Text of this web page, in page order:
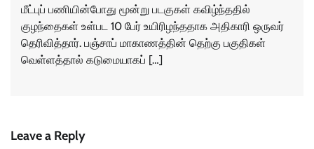
மீட்புப் பணியின்போது மூன்று படகுகள் கவிழ்ந்ததில்
குழந்தைகள் உள்பட 10 பேர் உயிரிழந்ததாக அதிகாரி ஒருவர்
தெரிவித்தார். பஞ்சாப் மாகாணத்தின் தெற்கு பகுதிகள்
வெள்ளத்தால் கடுமையாகப் […]
Leave a Reply